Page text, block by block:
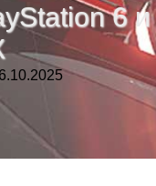
6 и